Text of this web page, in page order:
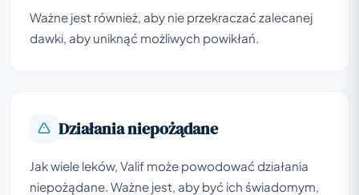
Ważne jest również, aby nie przekraczać zalecanej
dawki, aby uniknąć możliwych powikłań.
Działania niepożądane
Jak wiele leków, Valif może powodować działania
niepożądane. Ważne jest, aby być ich świadomym,